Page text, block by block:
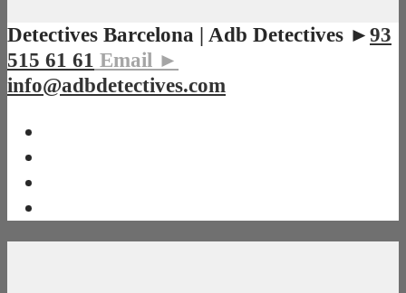
Detectives Barcelona | Adb Detectives ► 93
515 61 61 Email ►
info@adbdetectives.com